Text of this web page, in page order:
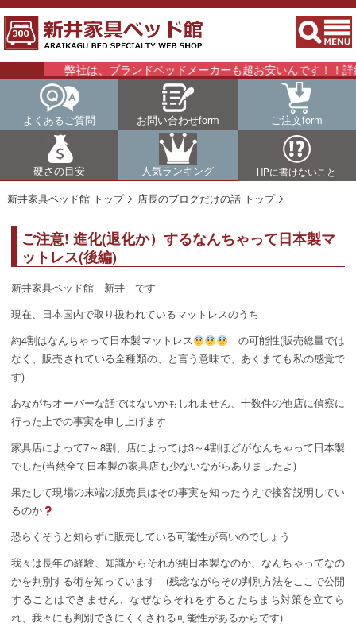
弊社は、ブランドベッドメーカーも超お安いんです！！詳細
よくあるご質問 お問い合わせform ご注文form
硬さの目安 人気ランキング HPに書けないこと
新井家具ベッド館 トップ 店長のブログだけの話 トップ
ご注意! 進化(退化か）するなんちゃって日本製マ
ットレス(後編)
新井家具ベッド館 新井 です
現在、日本国内で取り扱われているマットレスのうち
約4割はなんちゃって日本製マットレス
の可能性(販売総量では
なく、販売されている全種類の、と言う意味で、あくまでも私の感覚で
す)
あながちオーバーな話ではないかもしれません、十数件の他店に偵察に
行った上での事実を申し上げます
家具店によって7～8割、店によっては3～4割ほどがなんちゃって日本製
でした(当然全て日本製の家具店も少ないながらありましたよ)
果たして現場の末端の販売員はその事実を知ったうえで接客説明してい
るのか
恐らくそうと知らずに販売している可能性が高いのでしょう
我々は長年の経験、知識からそれが純日本製なのか、なんちゃってなの
かを判別する術を知っています (残念ながらその判別方法をここで公開
することはできません、なぜならそれをするとたちまち対策を立てら
れ、我々にも判別できにくくされる可能性があるからです)